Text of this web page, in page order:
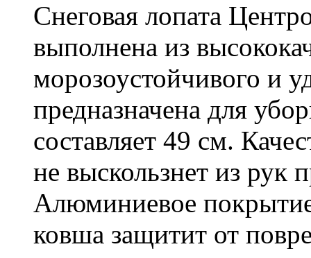
Снеговая лопата
выполнена из
морозоустойчивого и
предназначена для
составляет 49 см.
не выскользнет из рук
Алюминиевое
ковша защитит от